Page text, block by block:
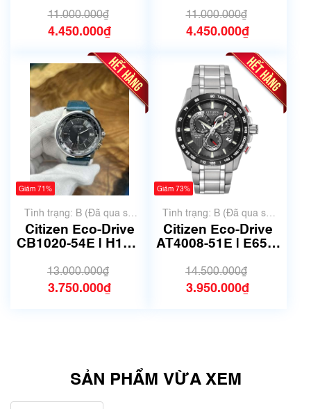
38mm | Mã số 6555
11.000.000₫
4.450.000₫
38mm | Mã số 6550
11.000.000₫
4.450.000₫
Giảm 71%
Tình trạng: B (Đã qua sử
dụng, hàng đẹp, có chút
xước dăm)
Citizen Eco-Drive
CB1020-54E | H149-
38mm | Mã số 6502
13.000.000₫
3.750.000₫
Giảm 73%
Tình trạng: B (Đã qua sử
dụng, hàng đẹp, có chút
xước dăm)
Citizen Eco-Drive
AT4008-51E | E650-
42.5mm | Mã số
6596
14.500.000₫
3.950.000₫
SẢN PHẨM VỪA XEM